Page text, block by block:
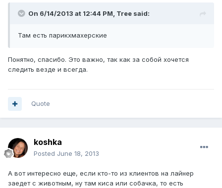
On 6/14/2013 at 12:44 PM, Tree said:
Там есть парикхмахерские
Понятно, спасибо. Это важно, так как за собой хочется
следить везде и всегда.
Quote
koshka
Posted June 18, 2013
А вот интересно еще, если кто-то из клиентов на лайнер
заедет с животным, ну там киса или собачка, то есть